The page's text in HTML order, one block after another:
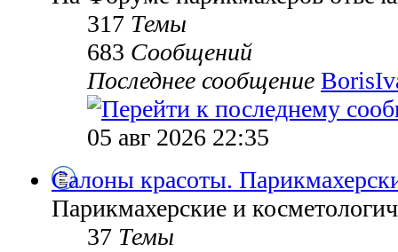
317 Темы
683 Сообщений
Последнее сообщение
05 авг 2026 22:35
Салоны красоты.
Парикмахерские и
37 Темы